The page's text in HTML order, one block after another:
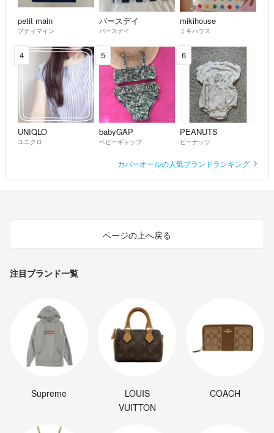
petit main
プティマイン
バースデイ
バースデイ
mikihouse
ミキハウス
4
UNIQLO
ユニクロ
5
babyGAP
ベビーギャップ
6
PEANUTS
ピーナッツ
カバーオールの人気ブランドランキング
ページの上へ戻る
注目ブランド一覧
Supreme
LOUIS
VUITTON
COACH